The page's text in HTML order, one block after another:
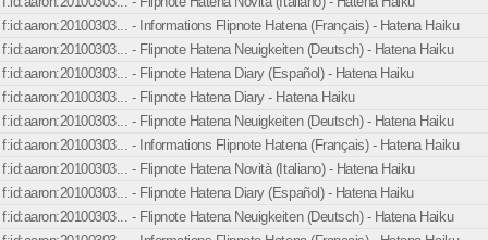
f:id:aaron:20100303... - Informations Flipnote Hatena (Français) - Hatena Haiku
f:id:aaron:20100303... - Flipnote Hatena Neuigkeiten (Deutsch) - Hatena Haiku
f:id:aaron:20100303... - Flipnote Hatena Diary (Español) - Hatena Haiku
f:id:aaron:20100303... - Flipnote Hatena Diary - Hatena Haiku
f:id:aaron:20100303... - Flipnote Hatena Neuigkeiten (Deutsch) - Hatena Haiku
f:id:aaron:20100303... - Informations Flipnote Hatena (Français) - Hatena Haiku
f:id:aaron:20100303... - Flipnote Hatena Novità (Italiano) - Hatena Haiku
f:id:aaron:20100303... - Flipnote Hatena Diary (Español) - Hatena Haiku
f:id:aaron:20100303... - Flipnote Hatena Neuigkeiten (Deutsch) - Hatena Haiku